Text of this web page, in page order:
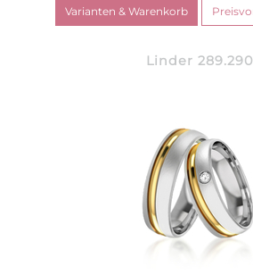
Linder 289.290